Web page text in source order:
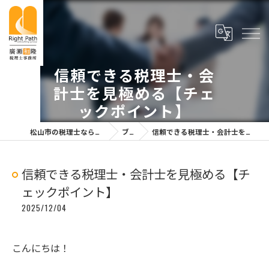
信頼できる税理士・会
計士を見極める【チェ
ックポイント】
松山市の税理士なら廣瀬和隆税理士事務所 ブログ 信頼できる税理士・会計士を見極める【チェックポイント】
信頼できる税理士・会計士を見極める【チ
ェックポイント】
2025/12/04
こんにちは！